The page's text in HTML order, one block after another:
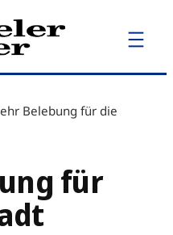
Belebung für die
für